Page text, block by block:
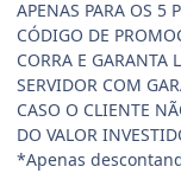
APENAS PARA OS 5
CÓDIGO DE
CORRA E GARANTA
SERVIDOR COM
CASO O CLIENTE
DO VALOR
*Apenas